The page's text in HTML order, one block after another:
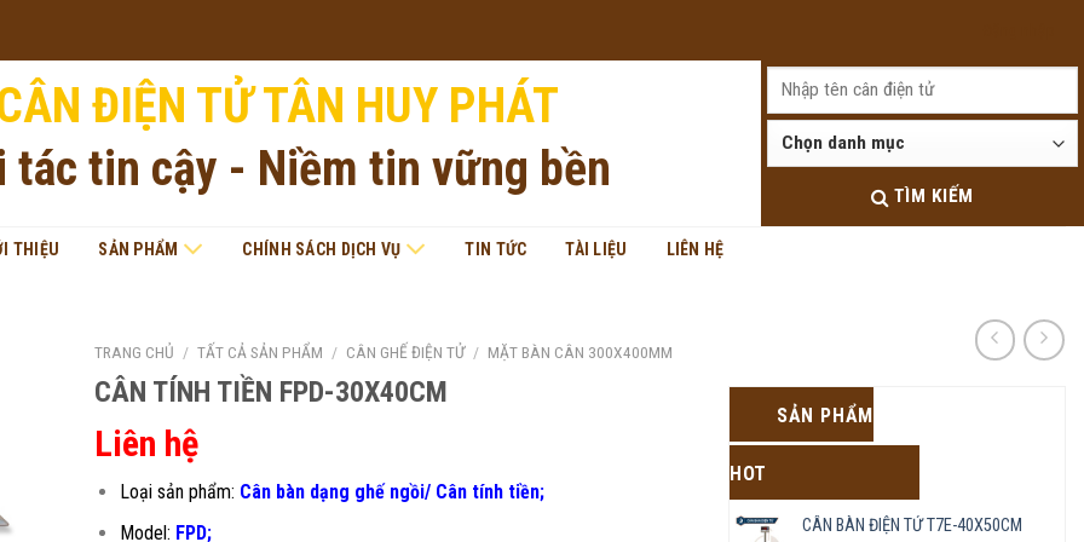
ĐIỆN TỬ TÂN HUY PHÁT
tác tin cậy - Niềm tin vững bền
TÌM KIẾM
THIỆU SẢN PHẨM CHÍNH SÁCH DỊCH VỤ TIN TỨC TÀI LIỆU LIÊN HỆ
TRANG CHỦ / TẤT CẢ SẢN PHẨM / CÂN GHẾ ĐIỆN TỬ / MẶT BÀN CÂN 300X400MM
CÂN TÍNH TIỀN FPD-30X40CM
Liên hệ
Loại sản phẩm: Cân bàn dạng ghế ngồi/ Cân tính tiền;
Model: FPD;
SẢN PHẨM
HOT
CÂN BÀN ĐIỆN TỬ T7E-40X50CM